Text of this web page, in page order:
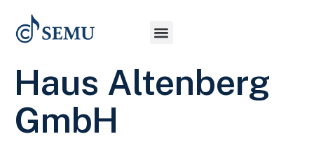
Haus Altenberg
GmbH